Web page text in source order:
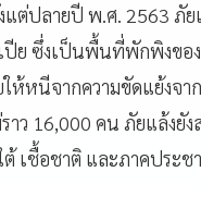
ปลายปี พ.ศ. 2563 ภัย
ปีย ซึ่งเป็นพื้นที่พักพิงข
หนีจากความขัดแย้งจา
าว 16,000 คน ภัยแล้ง
ต้ เชื้อชาติ และภาคประ